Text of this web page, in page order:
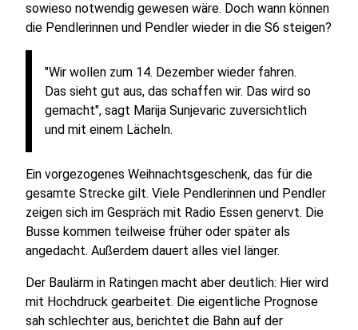
sowieso notwendig gewesen wäre. Doch wann können
die Pendlerinnen und Pendler wieder in die S6 steigen?
"Wir wollen zum 14. Dezember wieder fahren.
Das sieht gut aus, das schaffen wir. Das wird so
gemacht", sagt Marija Sunjevaric zuversichtlich
und mit einem Lächeln.
Ein vorgezogenes Weihnachtsgeschenk, das für die
gesamte Strecke gilt. Viele Pendlerinnen und Pendler
zeigen sich im Gespräch mit Radio Essen genervt. Die
Busse kommen teilweise früher oder später als
angedacht. Außerdem dauert alles viel länger.
Der Baulärm in Ratingen macht aber deutlich: Hier wird
mit Hochdruck gearbeitet. Die eigentliche Prognose
sah schlechter aus, berichtet die Bahn auf der